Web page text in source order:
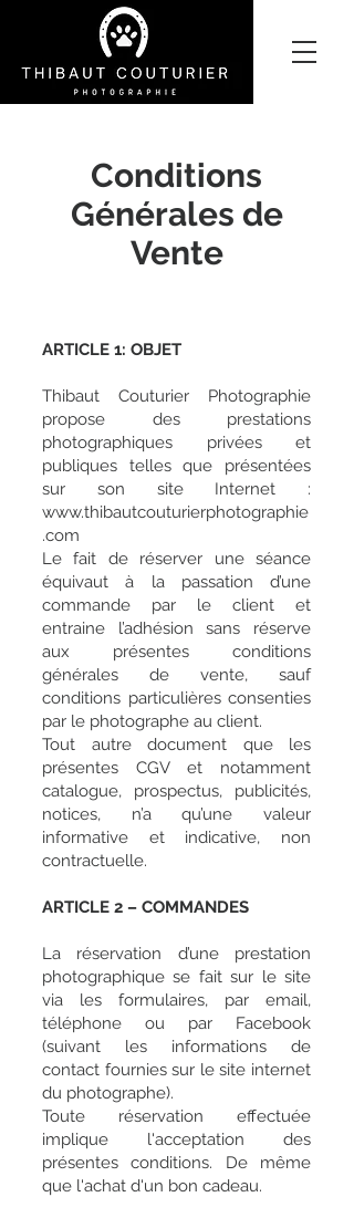
Conditions
Générales de
Vente
ARTICLE 1: OBJET
Thibaut Couturier Photographie
propose des prestations
photographiques privées et
publiques telles que présentées
sur son site Internet :
www.thibautcouturierphotographie
.com
Le fait de réserver une séance
équivaut à la passation d’une
commande par le client et
entraine l’adhésion sans réserve
aux présentes conditions
générales de vente, sauf
conditions particulières consenties
par le photographe au client.
Tout autre document que les
présentes CGV et notamment
catalogue, prospectus, publicités,
notices, n’a qu’une valeur
informative et indicative, non
contractuelle.
ARTICLE 2 – COMMANDES
La réservation d’une prestation
photographique se fait sur le site
via les formulaires, par email,
téléphone ou par Facebook
(suivant les informations de
contact fournies sur le site internet
du photographe).
Toute réservation effectuée
implique l'acceptation des
présentes conditions. De même
que l'achat d'un bon cadeau.